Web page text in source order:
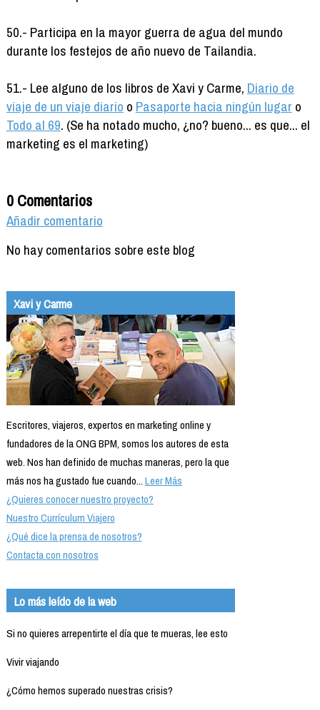
50.- Participa en la mayor guerra de agua del mundo
durante los festejos de año nuevo de Tailandia.
51.- Lee alguno de los libros de Xavi y Carme, Diario de
viaje de un viaje diario o Pasaporte hacia ningún lugar o
Todo al 69. (Se ha notado mucho, ¿no? bueno... es que... el
marketing es el marketing)
0 Comentarios
Añadir comentario
No hay comentarios sobre este blog
Xavi y Carme
Escritores, viajeros, expertos en marketing online y
fundadores de la ONG BPM, somos los autores de esta
web. Nos han definido de muchas maneras, pero la que
más nos ha gustado fue cuando...Leer Más
¿Quieres conocer nuestro proyecto?
Nuestro Currículum Viajero
¿Qué dice la prensa de nosotros?
Contacta con nosotros
Lo más leído de la web
Si no quieres arrepentirte el día que te mueras, lee esto
Vivir viajando
¿Cómo hemos superado nuestras crisis?